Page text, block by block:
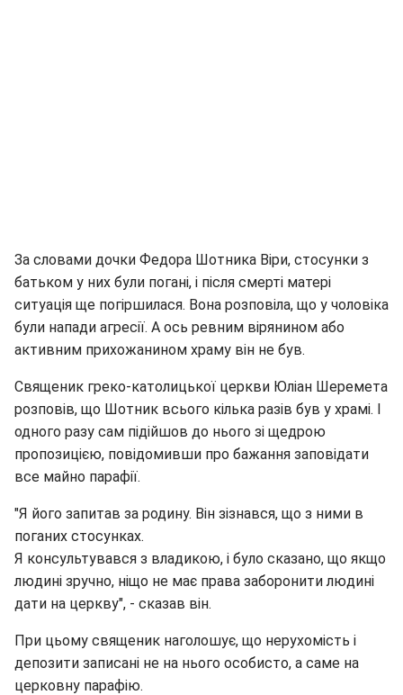
За словами дочки Федора Шотника Віри, стосунки з
батьком у них були погані, і після смерті матері
ситуація ще погіршилася. Вона розповіла, що у чоловіка
були напади агресії. А ось ревним вірянином або
активним прихожанином храму він не був.
Священик греко-католицької церкви Юліан Шеремета
розповів, що Шотник всього кілька разів був у храмі. І
одного разу сам підійшов до нього зі щедрою
пропозицією, повідомивши про бажання заповідати
все майно парафії.
"Я його запитав за родину. Він зізнався, що з ними в
поганих стосунках.
Я консультувався з владикою, і було сказано, що якщо
людині зручно, ніщо не має права заборонити людині
дати на церкву", - сказав він.
При цьому священик наголошує, що нерухомість і
депозити записані не на нього особисто, а саме на
церковну парафію.